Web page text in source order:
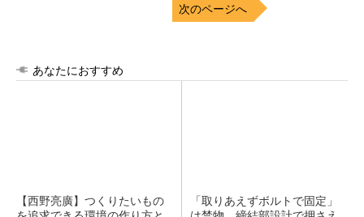
次のページへ
あなたにおすすめ
【西野亮廣】つくりたいもの
「取りあえずボルトで固定」